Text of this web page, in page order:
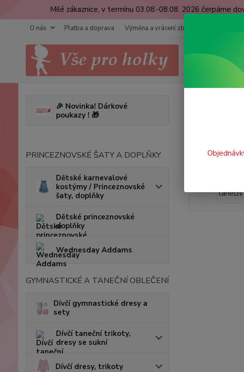
Milé zákaznice, v termínu 03.08.-08.08. 2026 čerpáme
O nás Platba a doprava Výměna a vrácení zboží
🎉 Novinka! Dárkové
poukazy ! 🎁
PRINCEZNOVSKÉ ŠATY A DOPLŇKY
Dětské karnevalové
kostýmy / Princeznovské
šaty, doplňky
Dětské princeznovské
doplňky
Wednesday Addams
GYMNASTICKÉ A TANEČNÍ OBLEČENÍ
Dívčí gymnastické dresy a
sety
Dívčí taneční trikoty,
dresy se sukní
Dívčí dresy, trikoty
Dívčí